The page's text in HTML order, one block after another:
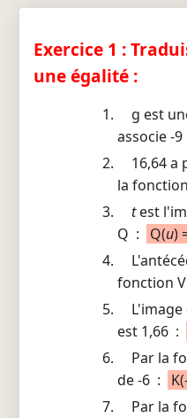
Exercice 1 :
une égalité :
g est
associe -
16,64 a
la
test
Q :
Q(u)
fonction
L'image
est 1,66 :
Par la
de -6 :
Par la